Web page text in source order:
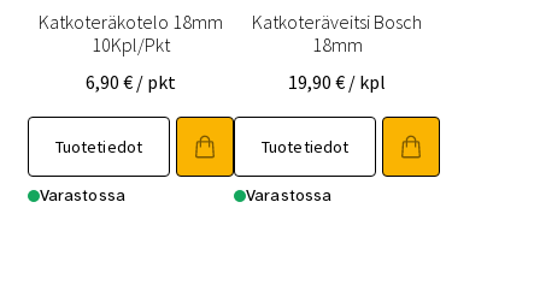
Katkoteräkotelo 18mm
10Kpl/Pkt
6,90 € / pkt
Tuotetiedot
Varastossa
Katkoteräveitsi Bosch
18mm
19,90€ / kpl
Tuotetiedot
Varastossa